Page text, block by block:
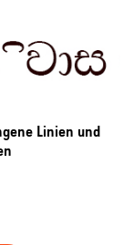
Linien und